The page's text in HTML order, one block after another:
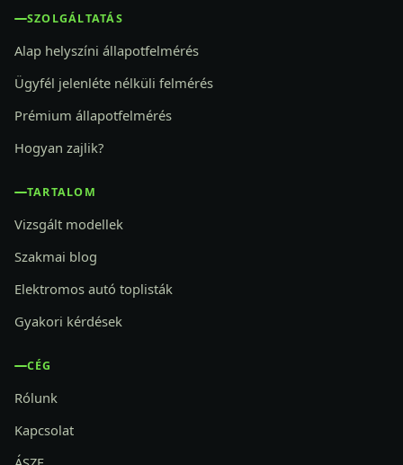
SZOLGÁLTATÁS
Alap helyszíni állapotfelmérés
Ügyfél jelenléte nélküli felmérés
Prémium állapotfelmérés
Hogyan zajlik?
TARTALOM
Vizsgált modellek
Szakmai blog
Elektromos autó toplisták
Gyakori kérdések
CÉG
Rólunk
Kapcsolat